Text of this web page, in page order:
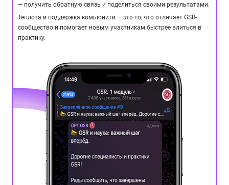
— получить обратную связь и поделиться своими результатами.
Теплота и поддержка комьюнити — это то, что отличает GSR-
сообщество и помогает новым участникам быстрее влиться в
практику.